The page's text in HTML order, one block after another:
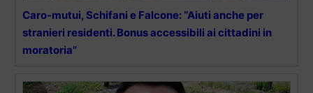
Caro-mutui, Schifani e Falcone: “Aiuti anche per
stranieri residenti. Bonus accessibili ai cittadini in
moratoria”